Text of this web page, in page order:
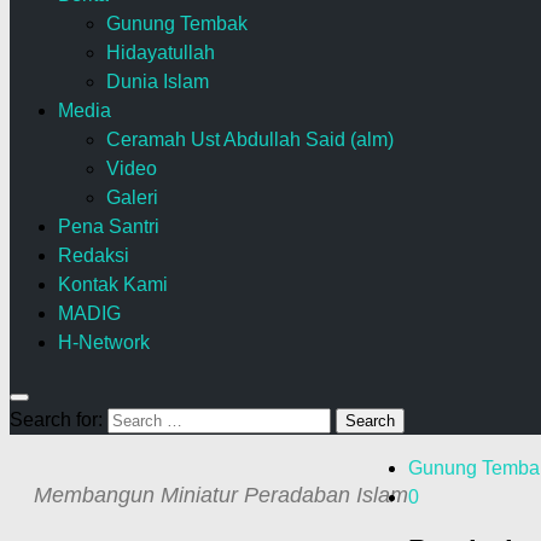
Gunung Tembak
Hidayatullah
Dunia Islam
Media
Ceramah Ust Abdullah Said (alm)
Video
Galeri
Pena Santri
Redaksi
Kontak Kami
MADIG
H-Network
Search for:
Membangun Miniatur Peradaban Islam
Gunung
0